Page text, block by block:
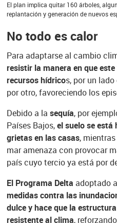
El plan implica quitar 160 árboles,
replantación y generación de nuevos
No todo es calor
Para adaptarse al cambio
resistir la manera en que
recursos hídricos, por un
por otro, favoreciendo los
Debido a la sequía, por
Países Bajos,el suelo se está
grietas en las casas,
mar amenaza con provocar
país cuyo tercio ya está por
El Programa Delta adoptado
medidas contra las
dulce y hace que la
resistente al clima,